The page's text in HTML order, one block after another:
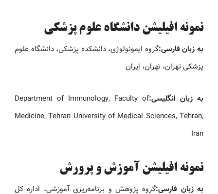
نمونه افیلیشن دانشگاه علوم پزشکی
به زبان فارسی:گروه ایمونولوژی، دانشکده پزشکی، دانشگاه علوم
پزشکی تهران، تهران، ایران
به زبان انگلیسی:Department of Immunology, Faculty of
Medicine, Tehran University of Medical Sciences, Tehran,
Iran
نمونه افیلیشن آموزش و پرورش
به زبان فارسی:گروه پژوهش و برنامه‌ریزی آموزشی، اداره کل